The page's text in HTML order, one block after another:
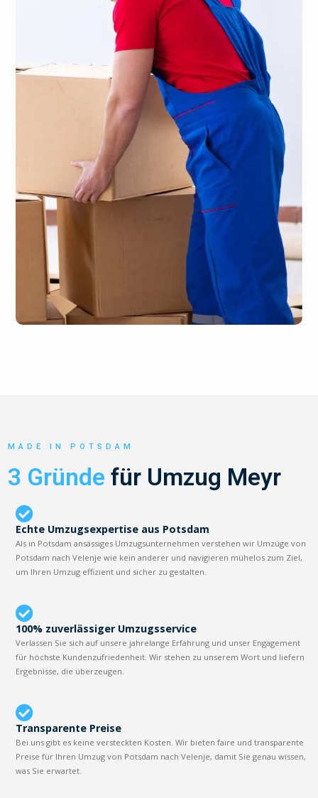
MADE IN POTSDAM
3 Gründe für Umzug Meyr
Echte Umzugsexpertise aus Potsdam
Als in Potsdam ansässiges Umzugsunternehmen verstehen wir Umzüge von
Potsdam nach Velenje wie kein anderer und navigieren mühelos zum Ziel,
um Ihren Umzug effizient und sicher zu gestalten.
100% zuverlässiger Umzugsservice
Verlassen Sie sich auf unsere jahrelange Erfahrung und unser Engagement
für höchste Kundenzufriedenheit. Wir stehen zu unserem Wort und liefern
Ergebnisse, die überzeugen.
Transparente Preise
Bei uns gibt es keine versteckten Kosten. Wir bieten faire und transparente
Preise für Ihren Umzug von Potsdam nach Velenje, damit Sie genau wissen,
was Sie erwartet.